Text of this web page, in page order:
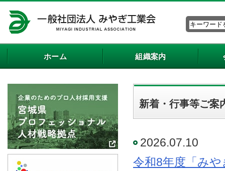
ホーム 組織案内
新着・行事等ご案
2026.07.10
令和8年度「み